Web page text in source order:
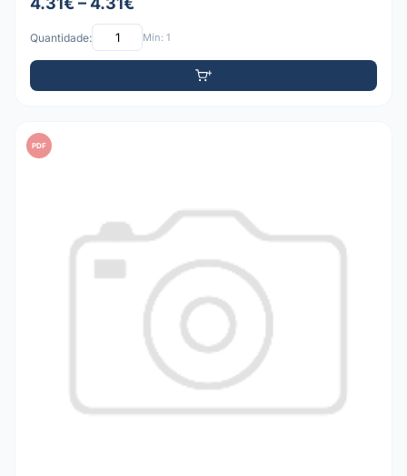
Quantidade: Mín: 1
PDF